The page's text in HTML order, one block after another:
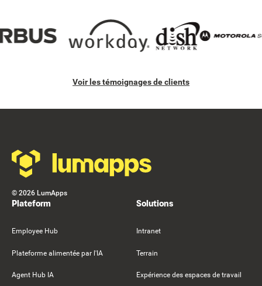
Voir les témoignages de clients
© 2026 LumApps
Plateform
Employee Hub
Plateforme alimentée par l'IA
Agent Hub IA
Solutions
Intranet
Terrain
Expérience des espaces de travail